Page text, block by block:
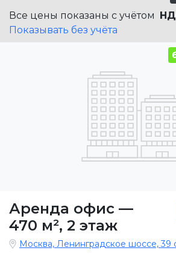
Все цены показаны с учётом
Показывать без учёта
Аренда офис —
470 м², 2 этаж
Москва, Ленинградское шоссе, 39